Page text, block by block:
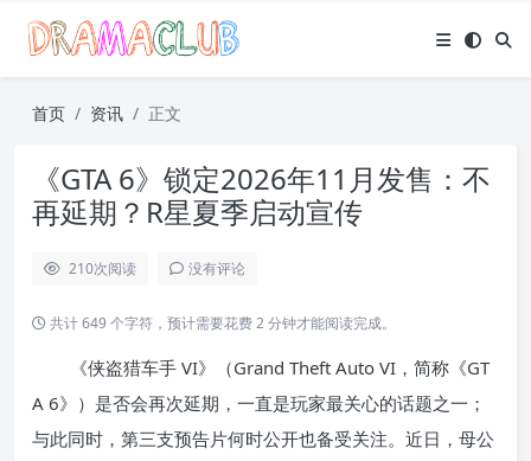
首页 资讯 正文
《GTA 6》锁定2026年11月发售：不
再延期？R星夏季启动宣传
210次阅读 没有评论
共计 649 个字符，预计需要花费 2 分钟才能阅读完成。
《侠盗猎车手 VI》（Grand Theft Auto VI，简称《GT
A 6》）是否会再次延期，一直是玩家最关心的话题之一；
与此同时，第三支预告片何时公开也备受关注。近日，母公